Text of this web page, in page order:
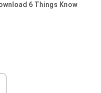
6 Things Know